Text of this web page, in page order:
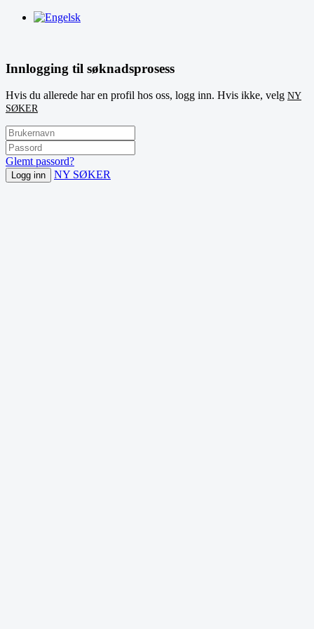
Innlogging til søknadsprosess
Hvis du allerede har en profil hos oss, logg inn. Hvis ikke, velg NY
SØKER
Glemt passord?
Logg inn NY SØKER